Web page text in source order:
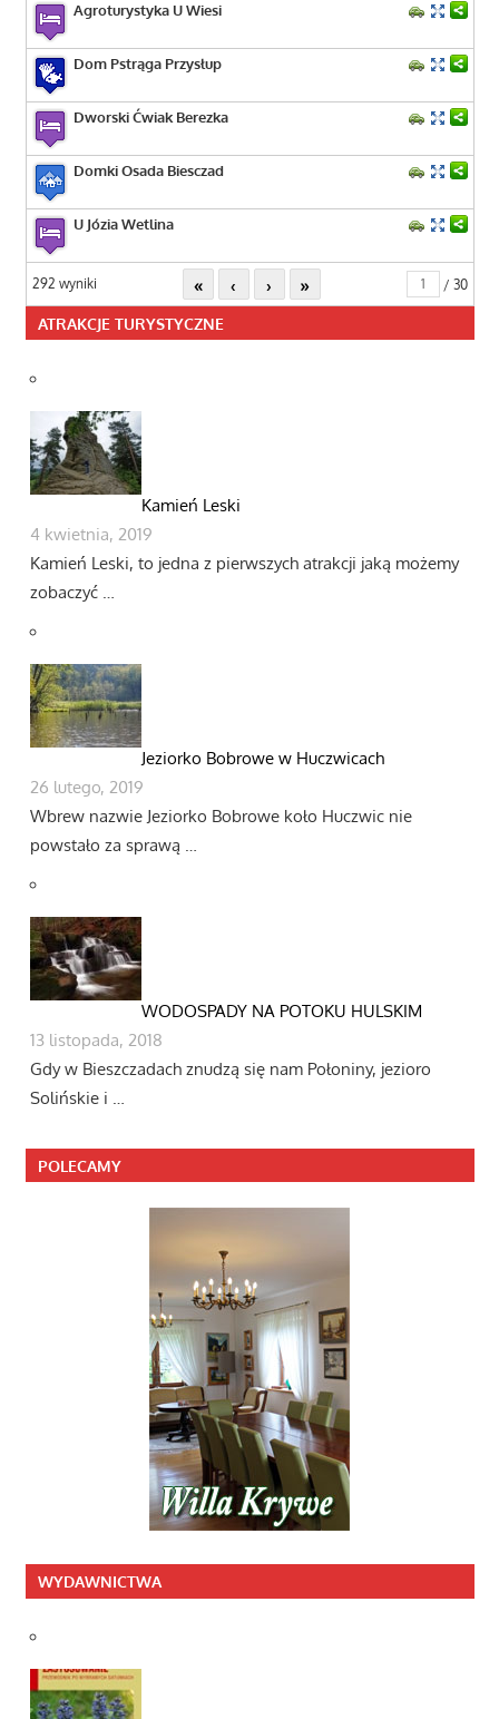
Agroturystyka U Wiesi
Dom Pstrąga Przysłup
Dworski Ćwiak Berezka
Domki Osada Biesczad
U Józia Wetlina
292 wyniki « ‹ › » / 30
ATRAKCJE TURYSTYCZNE
Kamień Leski
4 kwietnia, 2019
Kamień Leski, to jedna z pierwszych atrakcji jaką możemy
zobaczyć …
Jeziorko Bobrowe w Huczwicach
26 lutego, 2019
Wbrew nazwie Jeziorko Bobrowe koło Huczwic nie
powstało za sprawą …
WODOSPADY NA POTOKU HULSKIM
13 listopada, 2018
Gdy w Bieszczadach znudzą się nam Połoniny, jezioro
Solińskie i …
POLECAMY
WYDAWNICTWA